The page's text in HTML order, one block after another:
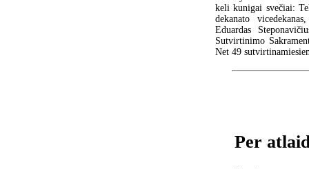
keli kunigai svečiai:
dekanato
Eduardas
Sutvirtinimo
Net 49
Per